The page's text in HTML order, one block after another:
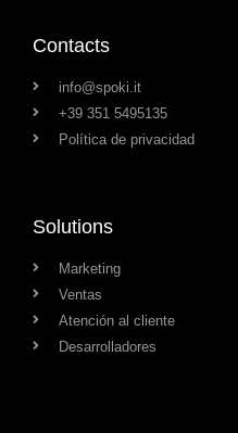
Contacts
info@spoki.it
+39 351 5495135
Política de privacidad
Solutions
Marketing
Ventas
Atención al cliente
Desarrolladores